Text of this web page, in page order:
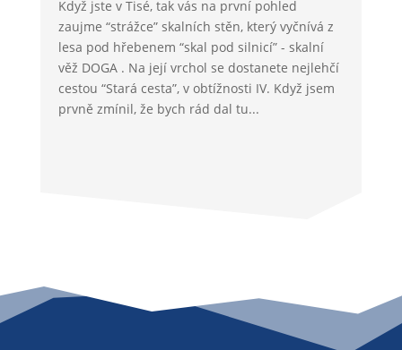
Když jste v Tisé, tak vás na první pohled
zaujme “strážce” skalních stěn, který vyčnívá z
lesa pod hřebenem “skal pod silnicí” - skalní
věž DOGA . Na její vrchol se dostanete nejlehčí
cestou “Stará cesta”, v obtížnosti IV. Když jsem
prvně zmínil, že bych rád dal tu...